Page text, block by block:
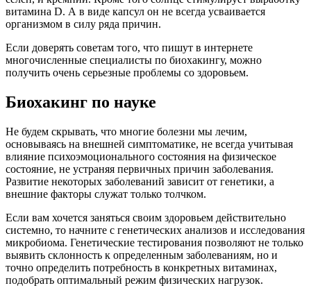
витамина D. А в виде капсул он не всегда усваивается
организмом в силу ряда причин.
Если доверять советам того, что пишут в интернете
многочисленные специалисты по биохакингу, можно
получить очень серьезные проблемы со здоровьем.
Биохакинг по науке
Не будем скрывать, что многие болезни мы лечим,
основываясь на внешней симптоматике, не всегда учитывая
влияние психоэмоционального состояния на физическое
состояние, не устраняя первичных причин заболевания.
Развитие некоторых заболеваний зависит от генетики, а
внешние факторы служат только толчком.
Если вам хочется заняться своим здоровьем действительно
системно, то начните с генетических анализов и исследования
микробиома. Генетические тестирования позволяют не только
выявить склонность к определенным заболеваниям, но и
точно определить потребность в конкретных витаминах,
подобрать оптимальный режим физических нагрузок.